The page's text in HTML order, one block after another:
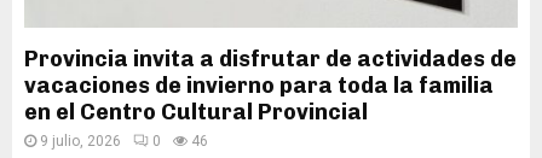
Provincia invita a disfrutar de actividades de
vacaciones de invierno para toda la familia
en el Centro Cultural Provincial
9 julio, 2026 0 46